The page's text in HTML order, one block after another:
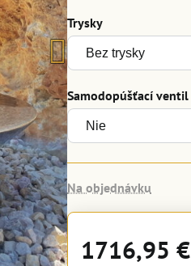
Trysky
Samodopúšťací ventil
Na objednávku
1716,95 €